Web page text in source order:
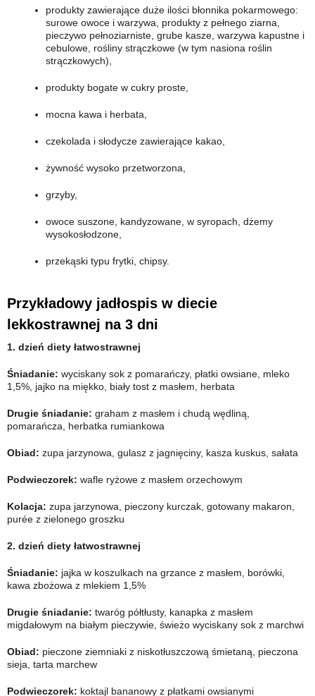
produkty zawierające duże ilości błonnika pokarmowego:
surowe owoce i warzywa, produkty z pełnego ziarna,
pieczywo pełnoziarniste, grube kasze, warzywa kapustne i
cebulowe, rośliny strączkowe (w tym nasiona roślin
strączkowych),
produkty bogate w cukry proste,
mocna kawa i herbata,
czekolada i słodycze zawierające kakao,
żywność wysoko przetworzona,
grzyby,
owoce suszone, kandyzowane, w syropach, dżemy
wysokosłodzone,
przekąski typu frytki, chipsy.
Przykładowy jadłospis w diecie
lekkostrawnej na 3 dni
1. dzień diety łatwostrawnej
Śniadanie: wyciskany sok z pomarańczy, płatki owsiane, mleko
1,5%, jajko na miękko, biały tost z masłem, herbata
Drugie śniadanie: graham z masłem i chudą wędliną,
pomarańcza, herbatka rumiankowa
Obiad: zupa jarzynowa, gulasz z jagnięciny, kasza kuskus, sałata
Podwieczorek: wafle ryżowe z masłem orzechowym
Kolacja: zupa jarzynowa, pieczony kurczak, gotowany makaron,
purée z zielonego groszku
2. dzień diety łatwostrawnej
Śniadanie: jajka w koszulkach na grzance z masłem, borówki,
kawa zbożowa z mlekiem 1,5%
Drugie śniadanie: twaróg półtłusty, kanapka z masłem
migdałowym na białym pieczywie, świeżo wyciskany sok z marchwi
Obiad: pieczone ziemniaki z niskotłuszczową śmietaną, pieczona
sieja, tarta marchew
Podwieczorek: koktajl bananowy z płatkami owsianymi